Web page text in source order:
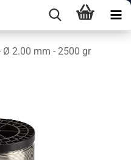
Ø 2.00 mm - 2500 gr